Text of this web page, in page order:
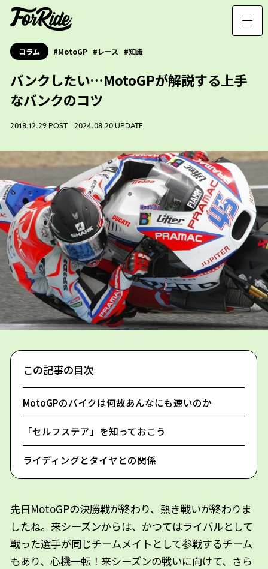
コラム MotoGP レース 知識
バンクしたい…MotoGPが解説する上手
なバンクのコツ
2018.12.29 POST 2024.08.20 UPDATE
この記事の目次
MotoGPのバイクは何故あんなにも速いのか
「セルフステア」を知っておこう
ライディングとタイヤとの関係
先日MotoGPの決勝戦が終わり、熱き戦いが終わりま
したね。来シーズンからは、かつてはライバルとして
戦った選手が同じチームメイトとして参戦するチーム
もあり、心機一転！来シーズンの戦いに向けて、さら